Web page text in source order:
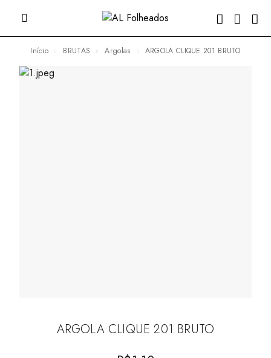
Início BRUTAS Argolas ARGOLA CLIQUE 201 BRUTO
ARGOLA CLIQUE 201 BRUTO